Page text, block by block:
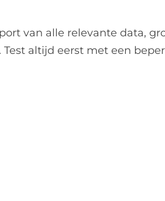
van alle relevante data,
altijd eerst met een